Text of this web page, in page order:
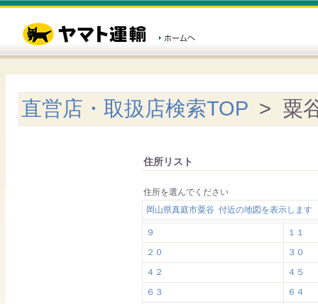
直営店・取扱店検索TOP > 粟
住所リスト
住所を選んでください
岡山県真庭市粟谷 付近の地図を表示します
９
１１
２０
３０
４２
４５
６３
６４